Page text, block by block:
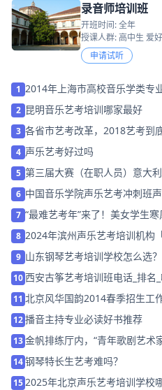
录音师培训班
开班时间: 全年
授课人群: 高中生 爱
申请试听
1 2014年上海市高校音乐学类专
2 昆明音乐艺考培训哪家最好
3 各省市艺考改革，2018艺考到
4 声乐艺考好过吗
5 第三届大赛（在职人员）意大
6 中国音乐学院声乐艺考冲刺班
7 “最难艺考年”来了！美女学生
8 2024年滨州声乐艺考培训机构
9 山东钢琴艺考培训学校怎么选？
10西安古筝艺考培训班电话_排名_
11 北京风华国韵2014春季招生工
12播音主持专业必读好书推荐
13金帆排练厅内，“青年歌剧艺术
演潸然泪下
14钢琴特长生艺考难吗？
152025年北京声乐艺考培训学校